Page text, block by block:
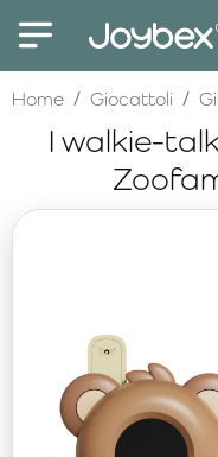
I walkie-
HomehomeGiocattoli